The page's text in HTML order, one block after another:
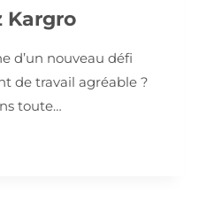
Kargro
d’un nouveau défi
de travail agréable ?
toute…